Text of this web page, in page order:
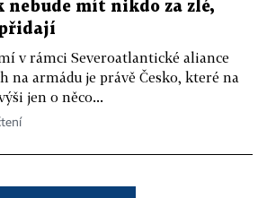
mít nikdo za zlé,
v rámci Severoatlantické aliance
na armádu je právě Česko, které na
jen o něco...